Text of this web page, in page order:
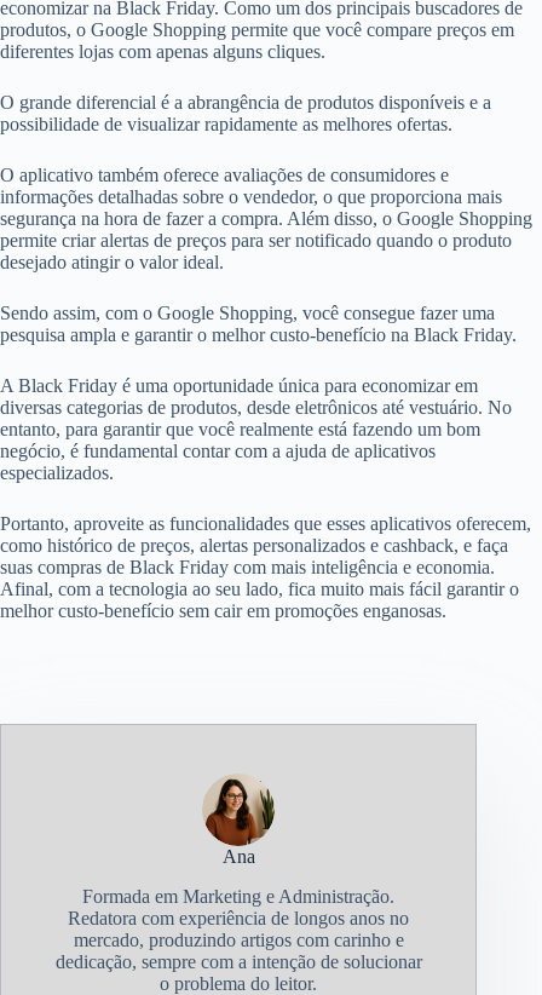
economizar na Black Friday. Como um dos principais buscadores de
produtos, o Google Shopping permite que você compare preços em
diferentes lojas com apenas alguns cliques.
O grande diferencial é a abrangência de produtos disponíveis e a
possibilidade de visualizar rapidamente as melhores ofertas.
O aplicativo também oferece avaliações de consumidores e
informações detalhadas sobre o vendedor, o que proporciona mais
segurança na hora de fazer a compra. Além disso, o Google Shopping
permite criar alertas de preços para ser notificado quando o produto
desejado atingir o valor ideal.
Sendo assim, com o Google Shopping, você consegue fazer uma
pesquisa ampla e garantir o melhor custo-benefício na Black Friday.
A Black Friday é uma oportunidade única para economizar em
diversas categorias de produtos, desde eletrônicos até vestuário. No
entanto, para garantir que você realmente está fazendo um bom
negócio, é fundamental contar com a ajuda de aplicativos
especializados.
Portanto, aproveite as funcionalidades que esses aplicativos oferecem,
como histórico de preços, alertas personalizados e cashback, e faça
suas compras de Black Friday com mais inteligência e economia.
Afinal, com a tecnologia ao seu lado, fica muito mais fácil garantir o
melhor custo-benefício sem cair em promoções enganosas.
Ana
Formada em Marketing e Administração.
Redatora com experiência de longos anos no
mercado, produzindo artigos com carinho e
dedicação, sempre com a intenção de solucionar
o problema do leitor.